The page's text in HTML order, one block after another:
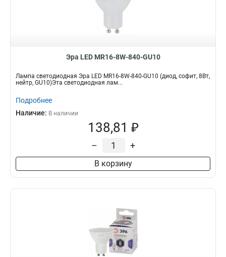
Эра LED MR16-8W-840-GU10
Лампа светодиодная Эра LED MR16-8W-840-GU10 (диод, софит, 8Вт,
нейтр, GU10)Эта светодиодная лам...
Подробнее
Наличие: В наличии
138,81 ₽
– +
В корзину